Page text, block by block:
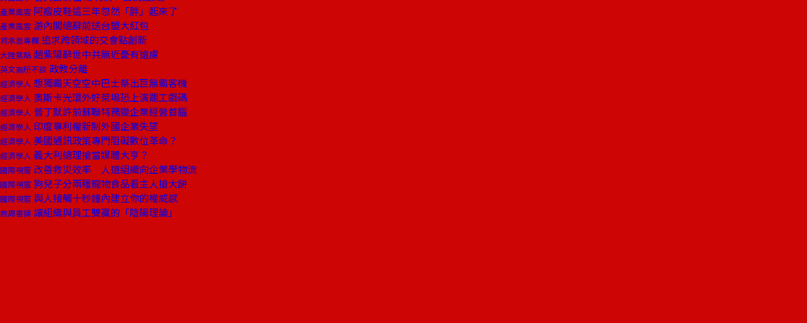
產業風雲 阿瘦皮鞋這三年忽然「胖」起來了
產業風雲 游內閣總辭前送台塑大紅包
柯承恩專欄 追求跨領域的交會點創新
大陸焦點 趙紫陽辭世中共無近憂有遠慮
英文無所不談 政教分離
經濟學人 想獨霸天空空中巴士祭出巨無霸客機
經濟學人 奧斯卡光環外好萊塢恐上演罷工戲碼
經濟學人 普丁默許前蘇聯特務變企業經營首腦
經濟學人 印度專利權新制外國企業失望
經濟學人 美國通訊政策專門阻礙數位革命？
經濟學人 義大利總理搶當媒體大亨？
國際視窗 改善救災效率 人道組織向企業學物流
國際視窗 狗兒子分兩種寵物食品看主人搶大餅
國際視窗 與人接觸十秒鐘內建立你的權威感
商周書摘 讓組織與員工雙贏的「陰陽理論」